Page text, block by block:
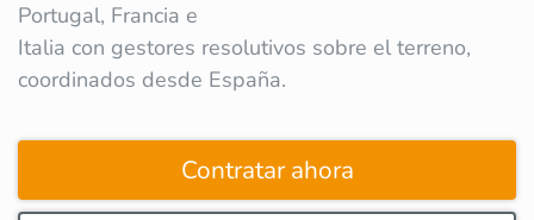
Portugal, Francia e
Italia con gestores resolutivos sobre el terreno,
coordinados desde España.
Contratar ahora